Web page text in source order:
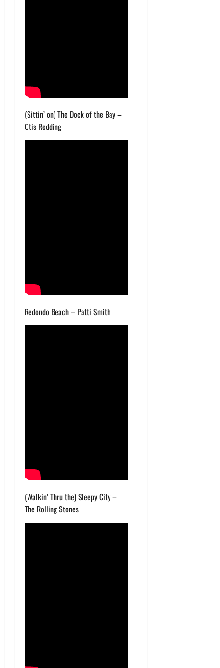
(Sittin’ on) The Dock of the Bay –
Otis Redding
Redondo Beach – Patti Smith
(Walkin’ Thru the) Sleepy City –
The Rolling Stones